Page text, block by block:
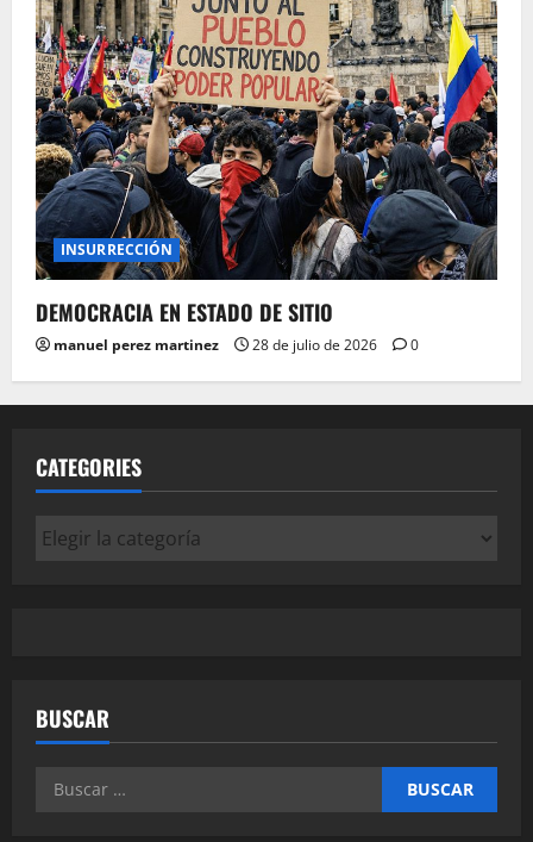
INSURRECCIÓN
DEMOCRACIA EN ESTADO DE SITIO
manuel perez martinez 28 de julio de 2026 0
CATEGORIES
Categories
BUSCAR
Buscar: